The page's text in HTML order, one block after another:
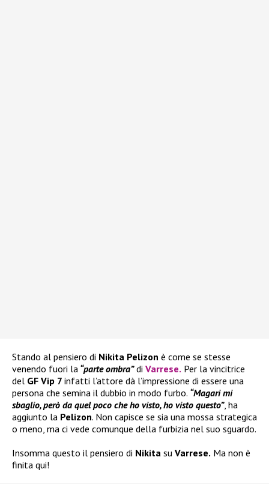
Stando al pensiero di Nikita Pelizon è come se stesse
venendo fuori la “parte ombra”di Varrese. Per la vincitrice
del GF Vip 7 infatti l’attore dà l’impressione di essere una
persona che semina il dubbio in modo furbo. “Magari mi
sbaglio, però da quel poco che ho visto, ho visto questo”, ha
aggiunto la Pelizon. Non capisce se sia una mossa strategica
o meno, ma ci vede comunque della furbizia nel suo sguardo.
Insomma questo il pensiero di Nikita su Varrese. Ma non è
finita qui!